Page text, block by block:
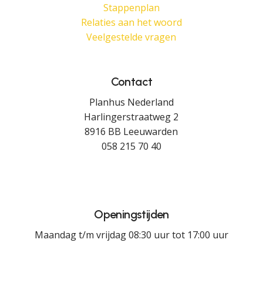
Stappenplan
Relaties aan het woord
Veelgestelde vragen
Contact
Planhus Nederland
Harlingerstraatweg 2
8916 BB Leeuwarden
058 215 70 40
Openingstijden
Maandag t/m vrijdag 08:30 uur tot 17:00 uur